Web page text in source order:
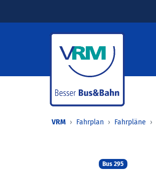
VRM Fahrplan Fahrpläne
Bus 295